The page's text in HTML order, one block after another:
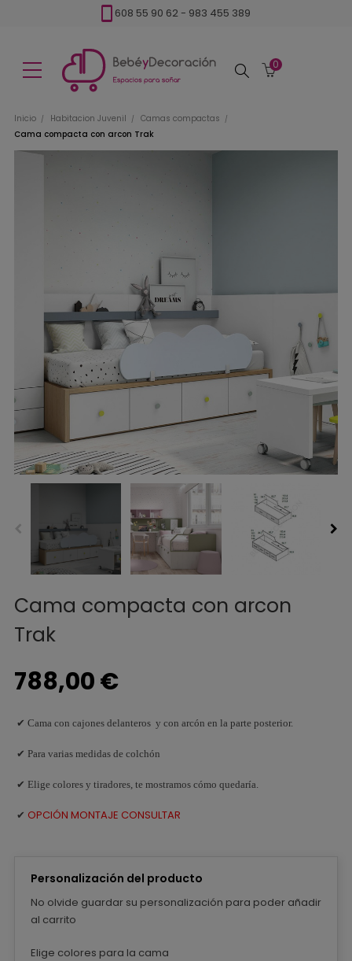
608 55 90 62 - 983 455 389
Buscar
0
Inicio Habitacion Juvenil
Camas compactas
Cama compacta con arcon Trak
Cama compacta con arcon
Trak
788,00 €
✔ Cama con cajones delanteros y con arcón en la parte posterior.
✔ Para varias medidas de colchón
✔ Elige colores y tiradores, te mostramos cómo quedaría.
✔ OPCIÓN MONTAJE CONSULTAR
Personalización del producto
No olvide guardar su personalización para poder añadir
al carrito
Elige colores para la cama